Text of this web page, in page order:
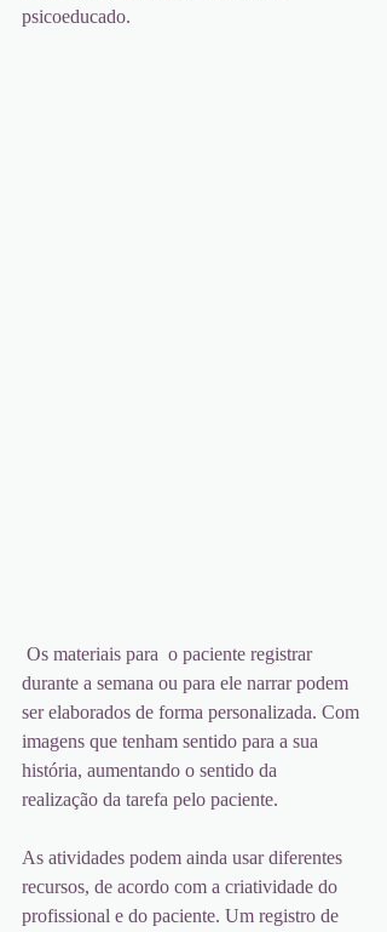
psicoeducado.
durante a semana ou para ele narrar podem
ser elaborados de forma personalizada. Com
imagens que tenham sentido para a sua
história, aumentando o sentido da
realização da tarefa pelo paciente.
As atividades podem ainda usar diferentes
recursos, de acordo com a criatividade do
profissional e do paciente. Um registro de